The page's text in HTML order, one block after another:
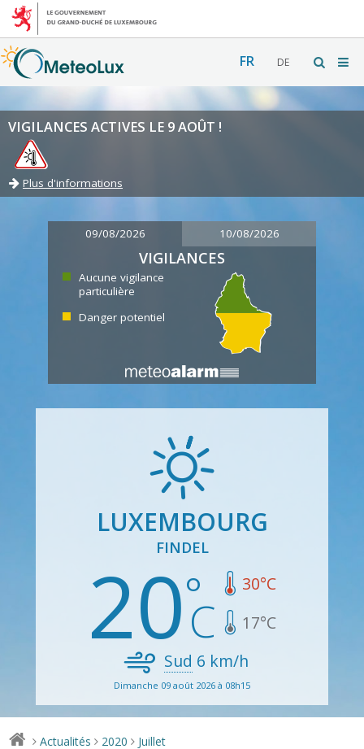
FR DE
VIGILANCES ACTIVES LE 9 AOÛT !
Plus d'informations
09/08/2026 10/08/2026
VIGILANCES
Aucune vigilance
particulière
Danger potentiel
LUXEMBOURG
FINDEL
20 30°C
17°C
Sud 6 km/h
Dimanche 09 août 2026 à 08h15
> Actualités > 2020 > Juillet